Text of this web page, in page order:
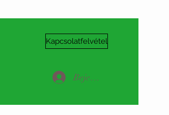
Kapcsolatfelvétel
Bejelentkezés